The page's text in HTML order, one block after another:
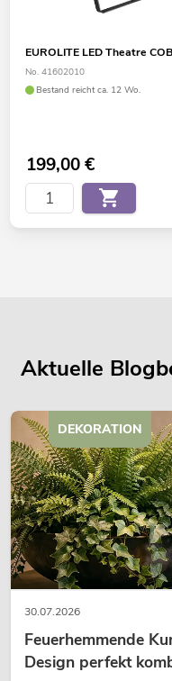
EUROLITE LED Theatre
No. 41602010
Bestand reicht ca. 12 Wo.
199,00€
Aktuelle
30.07.2026
Feuerhemmende
Design perfekt
DEKORATION